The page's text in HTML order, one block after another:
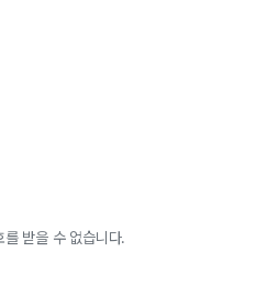
받을 수 없습니다.